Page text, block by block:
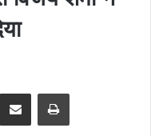
Share via Email Print